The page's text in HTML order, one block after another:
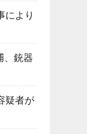
により
、銃器
疑者が